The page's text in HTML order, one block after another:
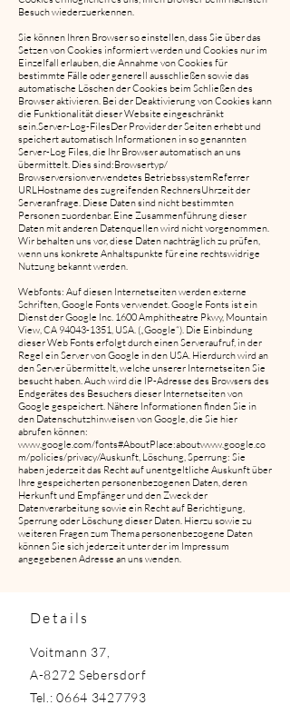
Besuch wiederzuerkennen.
Sie können Ihren Browser so einstellen, dass Sie über das
Setzen von Cookies informiert werden und Cookies nur im
Einzelfall erlauben, die Annahme von Cookies für
bestimmte Fälle oder generell ausschließen sowie das
automatische Löschen der Cookies beim Schließen des
Browser aktivieren. Bei der Deaktivierung von Cookies kann
die Funktionalität dieser Website eingeschränkt
sein.Server-Log-FilesDer Provider der Seiten erhebt und
speichert automatisch Informationen in so genannten
Server-Log Files, die Ihr Browser automatisch an uns
übermittelt. Dies sind:Browsertyp/
Browserversionverwendetes BetriebssystemReferrer
URLHostname des zugreifenden RechnersUhrzeit der
Serveranfrage. Diese Daten sind nicht bestimmten
Personen zuordenbar. Eine Zusammenführung dieser
Daten mit anderen Datenquellen wird nicht vorgenommen.
Wir behalten uns vor, diese Daten nachträglich zu prüfen,
wenn uns konkrete Anhaltspunkte für eine rechtswidrige
Nutzung bekannt werden.
Webfonts: Auf diesen Internetseiten werden externe
Schriften, Google Fonts verwendet. Google Fonts ist ein
Dienst der Google Inc. 1600 Amphitheatre Pkwy, Mountain
View, CA 94043-1351, USA. („Google“). Die Einbindung
dieser Web Fonts erfolgt durch einen Serveraufruf, in der
Regel ein Server von Google in den USA. Hierdurch wird an
den Server übermittelt, welche unserer Internetseiten Sie
besucht haben. Auch wird die IP-Adresse des Browsers des
Endgerätes des Besuchers dieser Internetseiten von
Google gespeichert. Nähere Informationen finden Sie in
den Datenschutzhinweisen von Google, die Sie hier
abrufen können:
www.google.com/fonts#AboutPlace:aboutwww.google.co
m/policies/privacy/Auskunft, Löschung, Sperrung: Sie
haben jederzeit das Recht auf unentgeltliche Auskunft über
Ihre gespeicherten personenbezogenen Daten, deren
Herkunft und Empfänger und den Zweck der
Datenverarbeitung sowie ein Recht auf Berichtigung,
Sperrung oder Löschung dieser Daten. Hierzu sowie zu
weiteren Fragen zum Thema personenbezogene Daten
können Sie sich jederzeit unter der im Impressum
angegebenen Adresse an uns wenden.
Details
Voitmann 37,
A-8272 Sebersdorf
Tel.:0664 3427793